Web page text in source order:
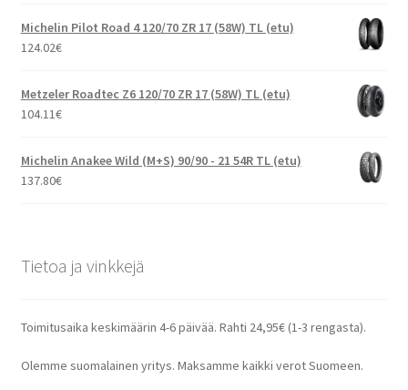
Michelin Pilot Road 4 120/70 ZR 17 (58W) TL (etu)
124.02€
Metzeler Roadtec Z6 120/70 ZR 17 (58W) TL (etu)
104.11€
Michelin Anakee Wild (M+S) 90/90 - 21 54R TL (etu)
137.80€
Tietoa ja vinkkejä
Toimitusaika keskimäärin 4-6 päivää. Rahti 24,95€ (1-3 rengasta).
Olemme suomalainen yritys. Maksamme kaikki verot Suomeen.